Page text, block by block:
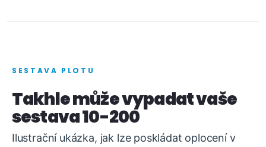
SESTAVA PLOTU
Takhle může vypadat vaše
sestava 10-200
Ilustrační ukázka, jak lze poskládat oplocení v